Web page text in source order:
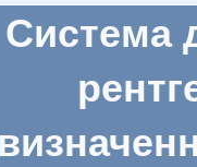
Система